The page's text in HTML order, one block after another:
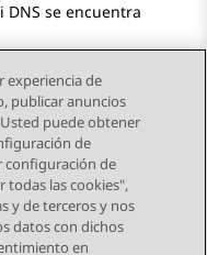
DNS se encuentra
Tema siguiente
experiencia de
publicar anuncios
puede obtener
de
configuración de
todas las cookies",
y de terceros y nos
datos con dichos
en